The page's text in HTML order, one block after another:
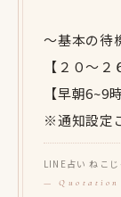
〜基本の待
【２０〜２
【早朝6~9
※通知設定
LINE占い ねこ